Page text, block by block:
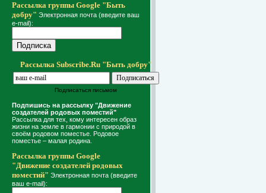
Рассылка группы Google "Быть
добру" Электронная почта (введите ваш
e-mail):
Рассылка Subscribe.Ru "Быть добру"
Подписаться письмом
Подпишись на рассылку "Движение
создателей родовых поместий"
Рассылка для тех, кому интересен образ
жизни на земле в гармонии с природой в
своём родовом поместье. Родовое
поместье – малая родина.
Рассылка группы Google
"Движение создателей родовых
поместий" Электронная почта (введите
ваш e-mail):